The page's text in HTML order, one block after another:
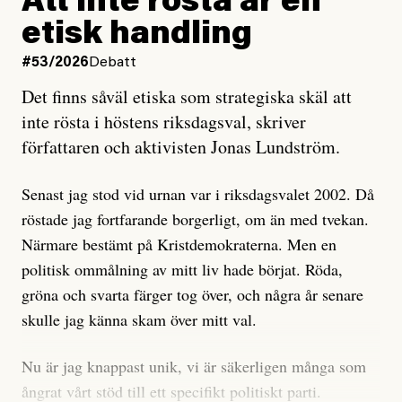
och då ska en efterforska diskret, just för att inte skapa
oro inom rörelsen.
Artikeln undersöker inte, som ETC påstår, ”vad som
är sant, vad som är rykten”, utan den bidrar bara till
ännu mer ryktesspridning. Det finns inte ett enda bevis
misstänkta personen är en infiltratör. Det som läsaren
får veta är att personen har ändrat sina politiska åsikter
under åren, att den har raderat tidigare innehåll på sina
sociala medier, att artikelns författare inte förstår sig
på personens ekonomi och att det tydligen finns
anonyma röster inom rörelsen som säger saker som
anses vara anledningar att titta närmare på personen,
men ingenting av detta är tillräckligt för att hänga ut
etisk handling
#53/2026 Debatt
Det finns såväl etiska som strategiska skäl att
inte rösta i höstens riksdagsval, skriver
författaren och aktivisten Jonas Lundström.
Senast jag stod vid urnan var i riksdagsvalet 2002. Då
röstade jag fortfarande borgerligt, om än med tvekan.
Närmare bestämt på Kristdemokraterna. Men en
politisk ommålning av mitt liv hade börjat. Röda,
gröna och svarta färger tog över, och några år senare
skulle jag känna skam över mitt val.
Nu är jag knappast unik, vi är säkerligen många som
ångrat vårt stöd till ett specifikt politiskt parti.